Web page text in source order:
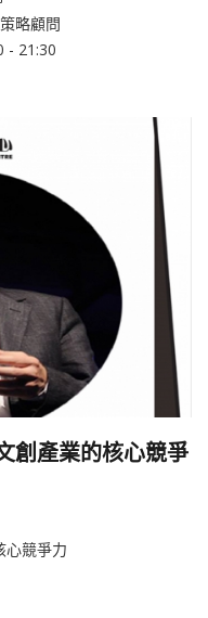
略顧問
- 21:30
創產業的核心競爭
心競爭力